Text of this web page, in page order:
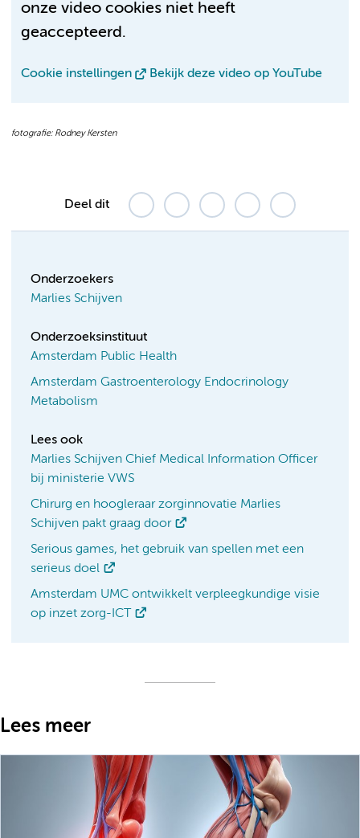
onze video cookies niet heeft
geaccepteerd.
Cookie instellingen Bekijk deze video op YouTube
fotografie: Rodney Kersten
Deel dit
Onderzoekers
Marlies Schijven
Onderzoeksinstituut
Amsterdam Public Health
Amsterdam Gastroenterology Endocrinology
Metabolism
Lees ook
Marlies Schijven Chief Medical Information Officer
bij ministerie VWS
Chirurg en hoogleraar zorginnovatie Marlies
Schijven pakt graag door
Serious games, het gebruik van spellen met een
serieus doel
Amsterdam UMC ontwikkelt verpleegkundige visie
op inzet zorg-ICT
Lees meer